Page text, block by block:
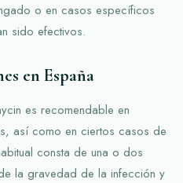
o en casos específicos
sido efectivos.
en España
es recomendable en
así como en ciertos casos de
consta de una o dos
la gravedad de la infección y